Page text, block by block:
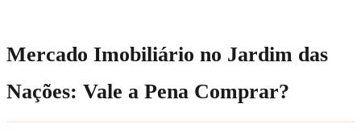
Mercado Imobiliário no Jardim das
Nações: Vale a Pena Comprar?